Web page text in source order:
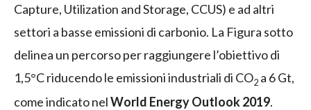
Capture, Utilization and Storage, CCUS) e ad altri
settori a basse emissioni di carbonio. La Figura sotto
delinea un percorso per raggiungere l’obiettivo di
1,5°C riducendo le emissioni industriali di CO2 a 6 Gt,
come indicato nelWorld Energy Outlook 2019.